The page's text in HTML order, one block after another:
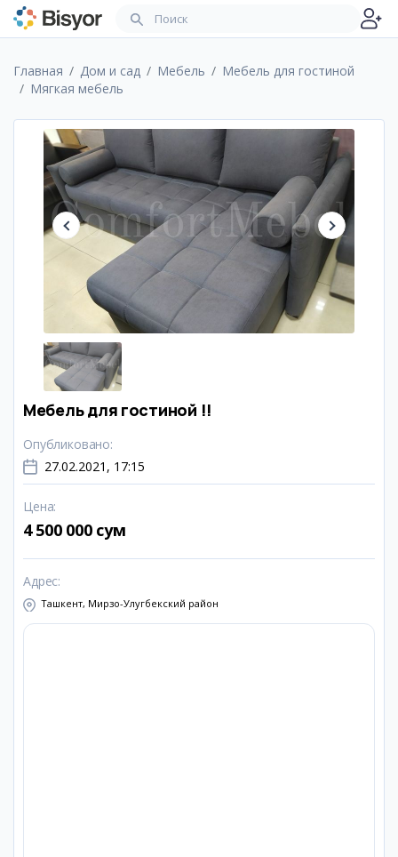
Главная Дом и сад Мебель
Мебель для гостиной
Мягкая мебель
Мебель для гостиной !!
Опубликовано:
27.02.2021, 17:15
Цена:
4 500 000 сум
Адрес:
Ташкент, Мирзо-Улугбекский район